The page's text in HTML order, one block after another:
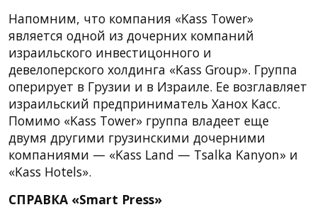
Напомним, что компания «Kass Tower»
является одной из дочерних компаний
израильского инвестицонного и
девелоперского холдинга «Kass Group». Группа
оперирует в Грузии и в Израиле. Ее возглавляет
израильский предприниматель Ханох Касс.
Помимо «Kass Tower» группа владеет еще
двумя другими грузинскими дочерними
компаниями — «Kass Land — Tsalka Kanyon» и
«Kass Hotels».
СПРАВКА «Smart Press»